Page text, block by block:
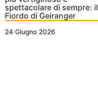
spettacolare di sempre: il
Fiordo di Geiranger
24 Giugno 2026